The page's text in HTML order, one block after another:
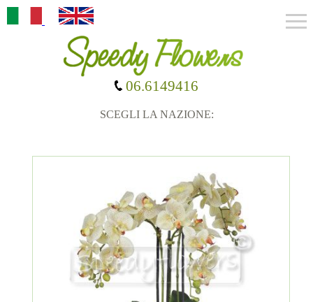
SCEGLI LA NAZIONE:
06.6149416